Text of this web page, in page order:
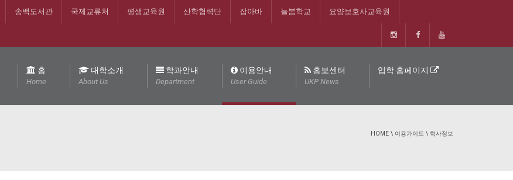
송백도서관 국제교류처 평생교육원 산학협력단 잡아바 늘봄학교 요양보호사교육원
홈
Home
대학소개
About Us
학과안내
Department
이용안내
User Guide
홍보센터
UKP News
입학 홈페이지
HOME \ 이용가이드 \ 학사정보